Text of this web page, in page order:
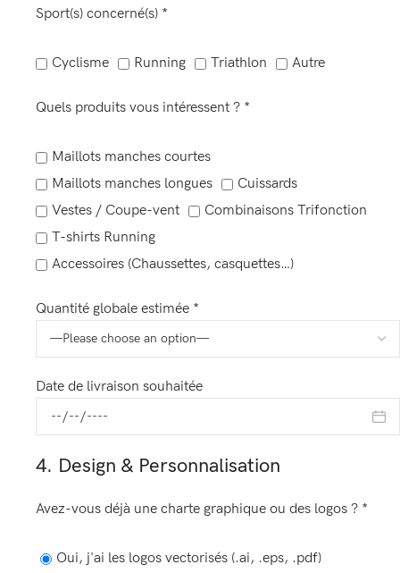
Sport(s) concerné(s) *
Cyclisme Running Triathlon Autre
Quels produits vous intéressent ? *
Maillots manches courtes
Maillots manches longues
Cuissards
Vestes / Coupe-vent
Combinaisons Trifonction
T-shirts Running
Accessoires (Chaussettes, casquettes…)
Quantité globale estimée *
Date de livraison souhaitée
4. Design & Personnalisation
Avez-vous déjà une charte graphique ou des logos ? *
Oui, j'ai les logos vectorisés (.ai, .eps, .pdf)